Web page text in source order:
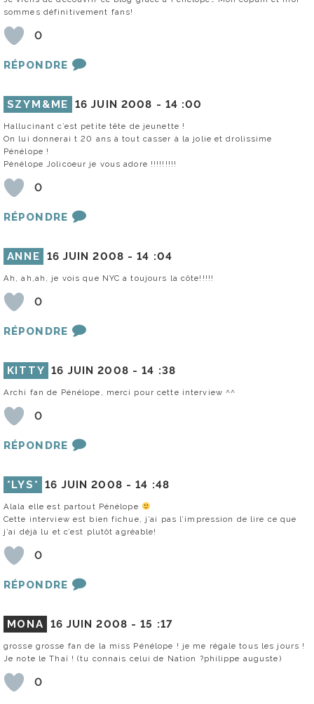
sommes définitivement fans!
0
RÉPONDRE
SZYM&ME 16 JUIN 2008 - 14 :00
Hallucinant c’est petite tête de jeunette !
On lui donnerai t 20 ans à tout casser à la jolie et drolissime
Pénélope !
Pénélope Jolicoeur je vous adore !!!!!!!!!
0
RÉPONDRE
ANNE 16 JUIN 2008 -14 :04
Ah, ah,ah, je vois que NYC a toujours la côte!!!!!
0
RÉPONDRE
KITTY 16 JUIN 2008 -14 :38
Archi fan de Pénélope, merci pour cette interview ^^
0
RÉPONDRE
*LYS* 16 JUIN 2008 -14 :48
Alala elle est partout Pénélope
Cette interview est bien fichue, j’ai pas l’impression de lire ce que
j’ai déjà lu et c’est plutôt agréable!
0
RÉPONDRE
MONA 16 JUIN 2008 -15 :17
grosse grosse fan de la miss Pénélope ! je me régale tous les jours !
Je note le Thaï ! (tu connais celui de Nation ?philippe auguste)
0